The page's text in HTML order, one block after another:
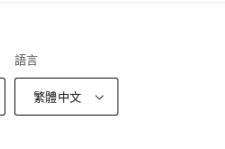
語言
繁體中文